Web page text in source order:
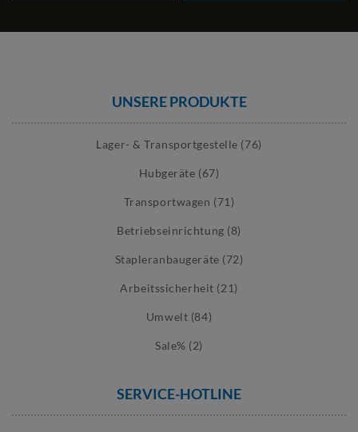
UNSERE PRODUKTE
Lager- & Transportgestelle (76)
Hubgeräte (67)
Transportwagen (71)
Betriebseinrichtung (8)
Stapleranbaugeräte (72)
Arbeitssicherheit (21)
Umwelt (84)
Sale% (2)
SERVICE-HOTLINE